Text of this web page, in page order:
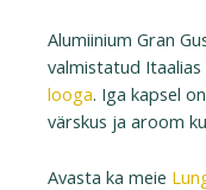
Alumiinium Gran
valmistatud
looga. Iga kapsel
värskus ja aroom
Avasta ka meie